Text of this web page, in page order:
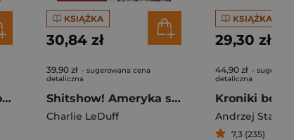
Młyny boże Zapiski o Kościele i Zagładzie
KSIĄŻKA
30,84 zł
39,90 zł - sugerowana cena
detaliczna
Shitshow! Ameryka się sypie, a oglądalność szybuje
Charlie LeDuff
KSIĄŻKA
29,30 zł
44,90 zł -
detaliczna
Andrzej Stasiuk
7,3 (235)